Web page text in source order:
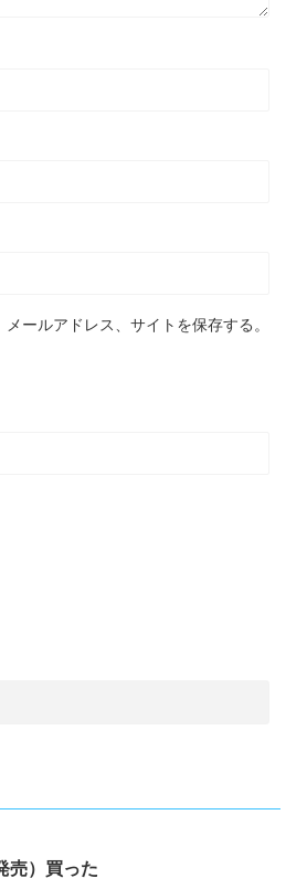
ールアドレス、サイトを保存する。
）買った